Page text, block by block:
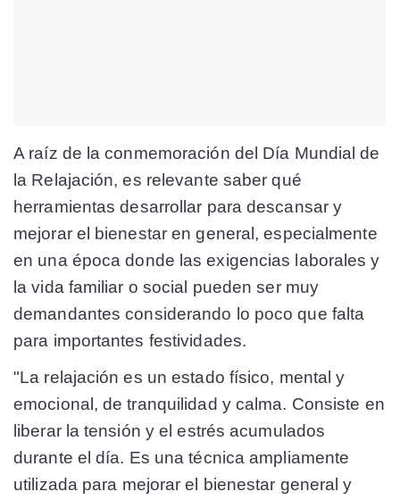
A raíz de la conmemoración del Día Mundial de
la Relajación, es relevante saber qué
herramientas desarrollar para descansar y
mejorar el bienestar en general, especialmente
en una época donde las exigencias laborales y
la vida familiar o social pueden ser muy
demandantes considerando lo poco que falta
para importantes festividades.
"La relajación es un estado físico, mental y
emocional, de tranquilidad y calma. Consiste en
liberar la tensión y el estrés acumulados
durante el día. Es una técnica ampliamente
utilizada para mejorar el bienestar general y